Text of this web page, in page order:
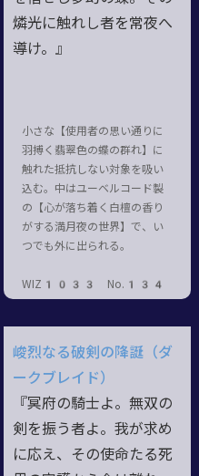
燐光に触れし者を常夜へ
導け。』
小さな【使用者の思い通りに
羽搏く翡翠色の蝶の群れ】に
触れた抵抗しない対象を吸い
込む。中はユーベルコード製
の【心が落ち着く白檀の香り
がする満月夜の世界】で、い
つでも外に出られる。
WIZ1033 No.134
峻烈なる破剣の降誕（ダ
ークブレイド）
『冥府の騎士よ。無双の
剣を振う者よ。我が求め
に応え、その使命たる死